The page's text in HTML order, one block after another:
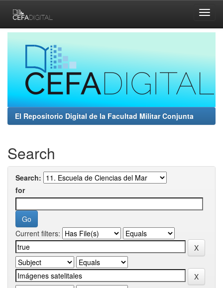
navigation
El Repositorio Digital de la Facultad Militar Conjunta
Search
Search:
for
Current filters: